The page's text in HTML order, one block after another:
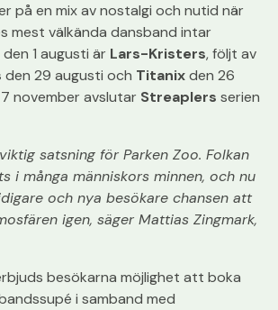
på en mix av nostalgi och nutid när
mest välkända dansband intar
1 augusti är Lars-Kristers, följt av
den 29 augusti och Titanixden 26
november avslutar Streaplers serien
satsning för Parken Zoo. Folkan
i många människors minnen, och nu
och nya besökare chansen att
igen, säger Mattias Zingmark,
besökarna möjlighet att boka
i samband med